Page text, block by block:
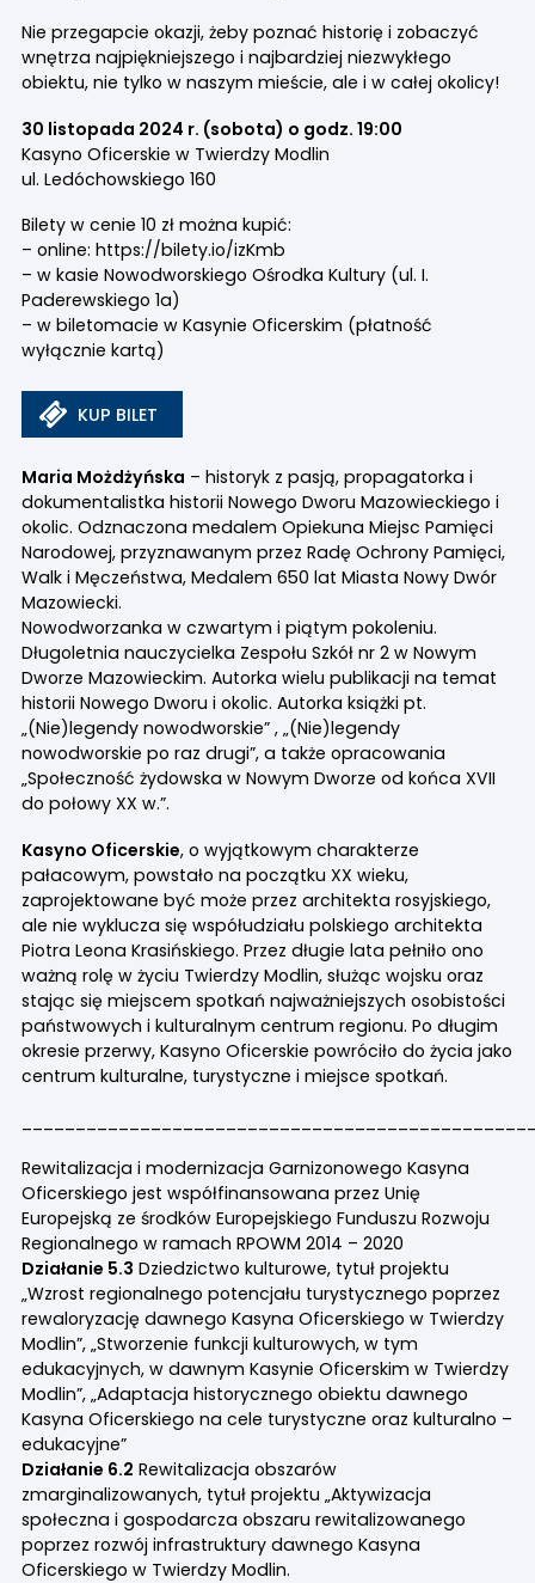
Nie przegapcie okazji, żeby poznać historię i zobaczyć
wnętrza najpiękniejszego i najbardziej niezwykłego
obiektu, nie tylko w naszym mieście, ale i w całej okolicy!
30 listopada 2024 r. (sobota) o godz. 19:00
Kasyno Oficerskie w Twierdzy Modlin
ul. Ledóchowskiego 160
Bilety w cenie 10 zł można kupić:
– online: https://bilety.io/izKmb
– w kasie Nowodworskiego Ośrodka Kultury (ul. I.
Paderewskiego 1a)
– w biletomacie w Kasynie Oficerskim (płatność
wyłącznie kartą)
KUP BILET
Maria Możdżyńska – historyk z pasją, propagatorka i
dokumentalistka historii Nowego Dworu Mazowieckiego i
okolic. Odznaczona medalem Opiekuna Miejsc Pamięci
Narodowej, przyznawanym przez Radę Ochrony Pamięci,
Walk i Męczeństwa, Medalem 650 lat Miasta Nowy Dwór
Mazowiecki.
Nowodworzanka w czwartym i piątym pokoleniu.
Długoletnia nauczycielka Zespołu Szkół nr 2 w Nowym
Dworze Mazowieckim. Autorka wielu publikacji na temat
historii Nowego Dworu i okolic. Autorka książki pt.
„(Nie)legendy nowodworskie” , „(Nie)legendy
nowodworskie po raz drugi”, a także opracowania
„Społeczność żydowska w Nowym Dworze od końca XVII
do połowy XX w.”.
Kasyno Oficerskie, o wyjątkowym charakterze
pałacowym, powstało na początku XX wieku,
zaprojektowane być może przez architekta rosyjskiego,
ale nie wyklucza się współudziału polskiego architekta
Piotra Leona Krasińskiego. Przez długie lata pełniło ono
ważną rolę w życiu Twierdzy Modlin, służąc wojsku oraz
stając się miejscem spotkań najważniejszych osobistości
państwowych i kulturalnym centrum regionu. Po długim
okresie przerwy, Kasyno Oficerskie powróciło do życia jako
centrum kulturalne, turystyczne i miejsce spotkań.
Rewitalizacja i modernizacja Garnizonowego Kasyna
Oficerskiego jest współfinansowana przez Unię
Europejską ze środków Europejskiego Funduszu Rozwoju
Regionalnego w ramach RPOWM 2014 – 2020
Działanie 5.3 Dziedzictwo kulturowe, tytuł projektu
„Wzrost regionalnego potencjału turystycznego poprzez
rewaloryzację dawnego Kasyna Oficerskiego w Twierdzy
Modlin”, „Stworzenie funkcji kulturowych, w tym
edukacyjnych, w dawnym Kasynie Oficerskim w Twierdzy
Modlin”, „Adaptacja historycznego obiektu dawnego
Kasyna Oficerskiego na cele turystyczne oraz kulturalno –
edukacyjne”
Działanie 6.2 Rewitalizacja obszarów
zmarginalizowanych, tytuł projektu „Aktywizacja
społeczna i gospodarcza obszaru rewitalizowanego
poprzez rozwój infrastruktury dawnego Kasyna
Oficerskiego w Twierdzy Modlin.